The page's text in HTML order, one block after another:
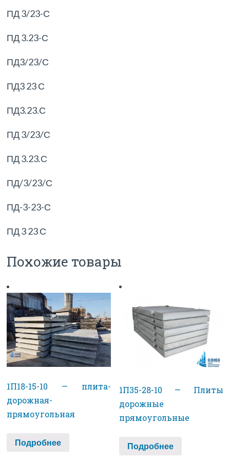
ПД 3/23-С
ПД 3.23-С
ПД3/23/С
ПД3 23 С
ПД3.23.С
ПД 3/23/С
ПД 3.23.С
ПД/3/23/С
ПД-3-23-С
ПД 3 23 С
Похожие товары
1П18-15-10 — плита-
дорожная-
прямоугольная
Подробнее
1П35-28-10 — Плиты
дорожные
прямоугольные
Подробнее